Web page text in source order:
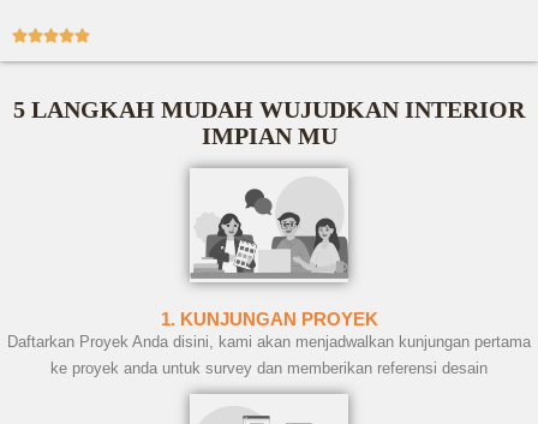

5 LANGKAH MUDAH WUJUDKAN INTERIOR
IMPIAN MU
1. KUNJUNGAN PROYEK
Daftarkan Proyek Anda disini, kami akan menjadwalkan kunjungan pertama
ke proyek anda untuk survey dan memberikan referensi desain